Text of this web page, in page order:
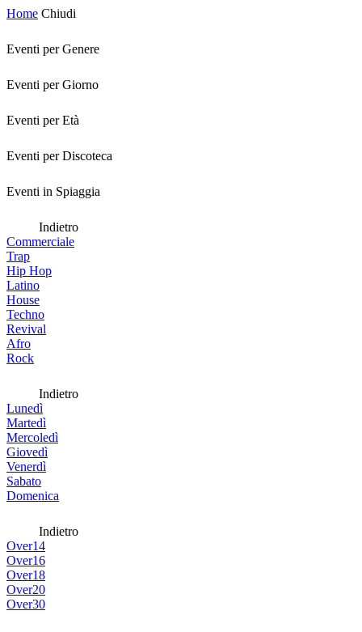
Home Chiudi
Eventi per Genere
Eventi per Giorno
Eventi per Età
Eventi per Discoteca
Eventi in Spiaggia
Indietro
Commerciale
Trap
Hip Hop
Latino
House
Techno
Revival
Afro
Rock
Indietro
Lunedì
Martedì
Mercoledì
Giovedì
Venerdì
Sabato
Domenica
Indietro
Over14
Over16
Over18
Over20
Over30